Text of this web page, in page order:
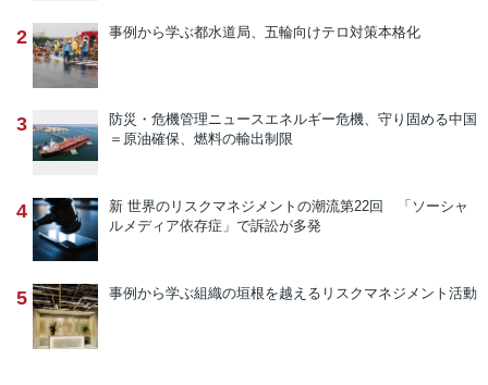
2 事例から学ぶ都水道局、五輪向けテロ対策本格化
3 防災・危機管理ニュースエネルギー危機、守り固める中国
＝原油確保、燃料の輸出制限
4 新 世界のリスクマネジメントの潮流第22回 「ソーシャ
ルメディア依存症」で訴訟が多発
5 事例から学ぶ組織の垣根を越えるリスクマネジメント活動